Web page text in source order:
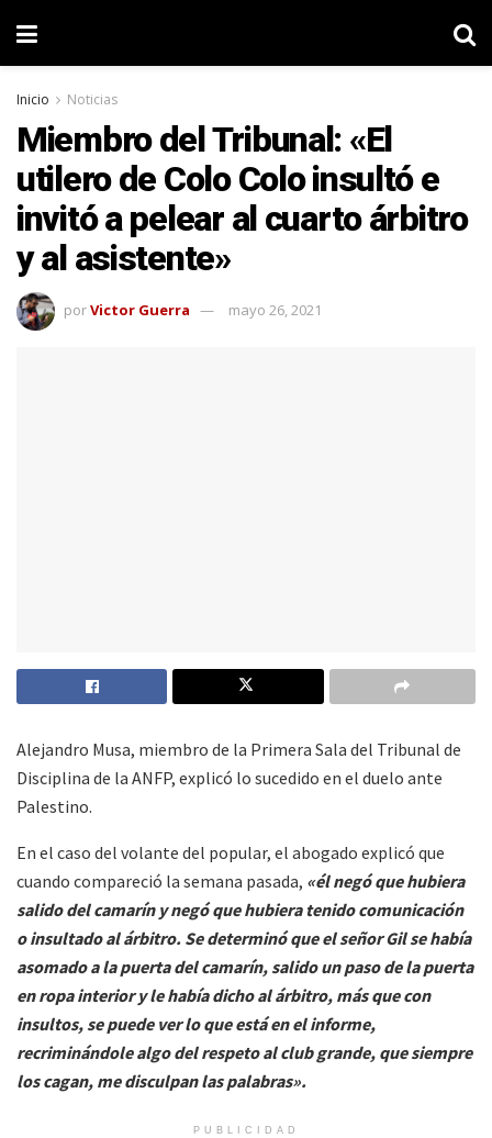
Inicio Noticias
Miembro del Tribunal: «El
utilero de Colo Colo insultó e
invitó a pelear al cuarto árbitro
y al asistente»
porVictor Guerra mayo 26, 2021
Alejandro Musa, miembro de la Primera Sala del Tribunal de
Disciplina de la ANFP, explicó lo sucedido en el duelo ante
Palestino.
En el caso del volante del popular, el abogado explicó que
cuando compareció la semana pasada, «él negó que hubiera
salido del camarín y negó que hubiera tenido comunicación
o insultado al árbitro. Se determinó que el señor Gil se había
asomado a la puerta del camarín, salido un paso de la puerta
en ropa interior y le había dicho al árbitro, más que con
insultos, se puede ver lo que está en el informe,
recriminándole algo del respeto al club grande, que siempre
los cagan, me disculpan las palabras».
PUBLICIDAD